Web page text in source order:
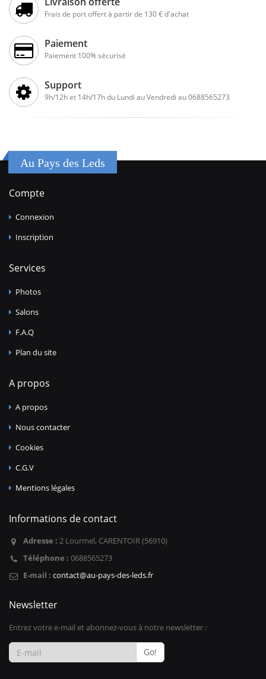
Frais de port offert à partir de 130 € d'achat
Paiement
Paiement 100% sécurisé
Support
9h/12h et 14h/17h du Lundi au Vendredi au 0688565273
Au Pays des Leds
Compte
Connexion
Inscription
Services
Photos
Salons
F.A.Q
Plan du site
A propos
A propos
Nous contacter
Cookies
C.G.V
Mentions légales
Informations de contact
Adresse : 2 Lourmel, CARENTOIR (56910)
Téléphone : 0688565273
E-mail : contact@au-pays-des-leds.fr
Newsletter
Entrez votre e-mail et abonnez-vous à notre newsletter :
Go!